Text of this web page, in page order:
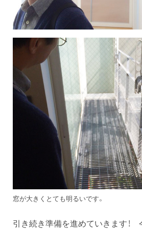
窓が大きくとても明るいです。
引き続き準備を進めていきます！